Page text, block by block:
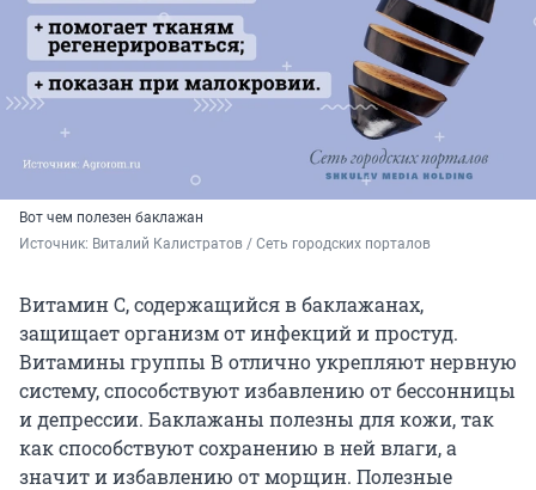
Вот чем полезен баклажан
Источник: Виталий Калистратов / Сеть городских порталов
Витамин С, содержащийся в баклажанах,
защищает организм от инфекций и простуд.
Витамины группы В отлично укрепляют нервную
систему, способствуют избавлению от бессонницы
и депрессии. Баклажаны полезны для кожи, так
как способствуют сохранению в ней влаги, а
значит и избавлению от морщин. Полезные